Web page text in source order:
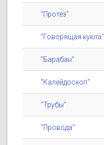
"Протез"
"Говорящая кукла"
"Барабан"
"Калейдоскоп"
"Трубы"
"Провода"